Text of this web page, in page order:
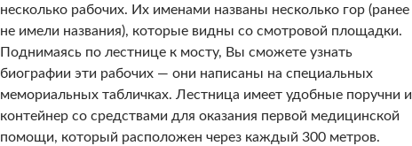
несколько рабочих. Их именами названы несколько гор (ранее
не имели названия), которые видны со смотровой площадки.
Поднимаясь по лестнице к мосту, Вы сможете узнать
биографии эти рабочих — они написаны на специальных
мемориальных табличках. Лестница имеет удобные поручни и
контейнер со средствами для оказания первой медицинской
помощи, который расположен через каждый 300 метров.